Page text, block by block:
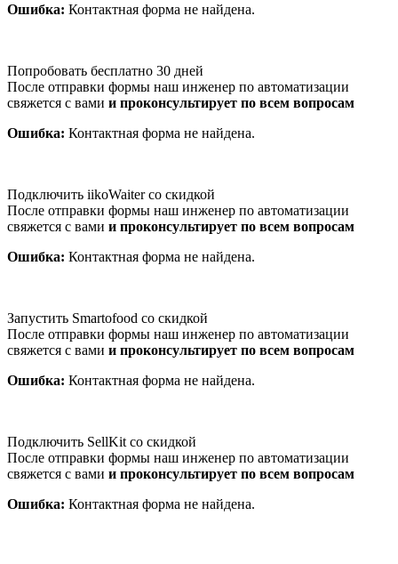
Ошибка: Контактная форма не найдена.
Попробовать бесплатно 30 дней
После отправки формы наш инженер по автоматизации
свяжется с вами и проконсультирует по всем вопросам
Ошибка: Контактная форма не найдена.
Подключить iikoWaiter со скидкой
После отправки формы наш инженер по автоматизации
свяжется с вами и проконсультирует по всем вопросам
Ошибка: Контактная форма не найдена.
Запустить Smartofood со скидкой
После отправки формы наш инженер по автоматизации
свяжется с вами и проконсультирует по всем вопросам
Ошибка: Контактная форма не найдена.
Подключить SellKit со скидкой
После отправки формы наш инженер по автоматизации
свяжется с вами и проконсультирует по всем вопросам
Ошибка: Контактная форма не найдена.